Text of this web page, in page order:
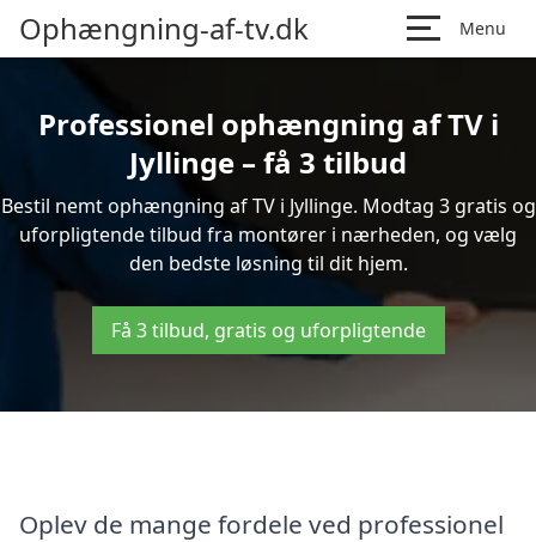
Ophængning-af-tv.dk Menu
Professionel ophængning af TV i
Jyllinge – få 3 tilbud
Bestil nemt ophængning af TV i Jyllinge. Modtag 3 gratis og
uforpligtende tilbud fra montører i nærheden, og vælg
den bedste løsning til dit hjem.
Få 3 tilbud, gratis og uforpligtende
Oplev de mange fordele ved professionel